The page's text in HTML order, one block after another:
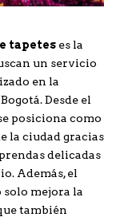
tapeteses la
un servicio
en la
Desde el
posiciona como
la ciudad gracias
delicadas
Además, el
solo mejora la
también